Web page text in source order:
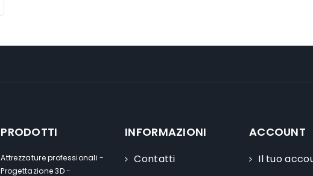
PRODOTTI
Attrezzature professionali -
Progettazione 3D -
INFORMAZIONI
Contatti
ACCOUNT
Il tuo